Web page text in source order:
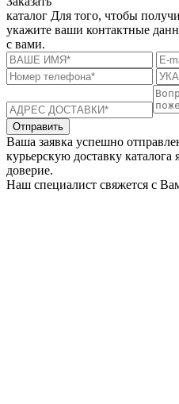
каталог Для того, чтобы
укажите ваши контактные
с вами.
Отправить
Ваша заявка успешно
курьерскую доставку каталога
доверие.
Наш специалист свяжется с